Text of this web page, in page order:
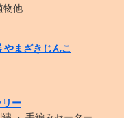
物他
やまざきじんこ
リー